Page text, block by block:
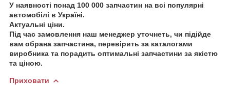
У наявності понад 100 000 запчастин на всі популярні
автомобілі в Україні.
Актуальні ціни.
Під час замовлення наш менеджер уточнеть, чи підійде
вам обрана запчастина, перевірить за каталогами
виробника та порадить оптимальні запчастини за якістю
та ціною.
Приховати